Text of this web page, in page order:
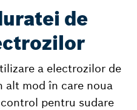
de
a electrozilor de
alt mod în care noua
pentru sudare